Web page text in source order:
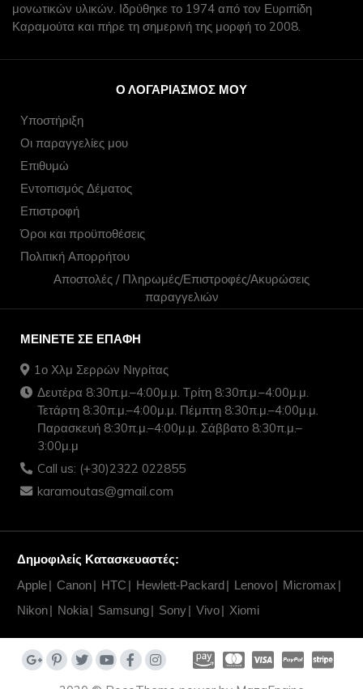
μονωτικών υλικών. Ιδρύθηκε το 1974 από τον Ευριπίδη
Καραμούτα και πήρε τη σημερινή της μορφή το 2008.
Ο ΛΟΓΑΡΙΑΣΜΌΣ ΜΟΥ
Υποστήριξη
Οι παραγγελίες μου
Επιθυμώ
Εντοπισμός Δέματος
Επιστροφή
Όροι και προϋποθέσεις
Πολιτική Απορρήτου
Αποστολές / Πληρωμές/Επιστροφές/Ακυρώσεις
παραγγελιών
ΜΕΊΝΕΤΕ ΣΕ ΕΠΑΦΉ
1ο Χλμ Σερρών Νιγρίτας
Δευτέρα 8:30π.μ.–4:00μ.μ. Τρίτη 8:30π.μ.–4:00μ.μ.
Τετάρτη 8:30π.μ.–4:00μ.μ. Πέμπτη 8:30π.μ.–4:00μ.μ.
Παρασκευή 8:30π.μ.–4:00μ.μ. Σάββατο 8:30π.μ.–
3:00μ.μ
Call us: (+30)2322 022855
karamoutas@gmail.com
Δημοφιλείς Κατασκευαστές:
Apple
Canon HTC Hewlett-Packard Lenovo
Micromax
Nikon
Nokia Samsung Sony Vivo Xiomi